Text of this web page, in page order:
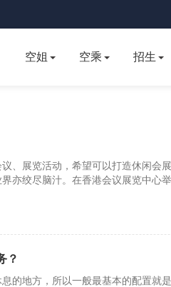
空姐 空乘 招生
、展览活动，希望可以打造休闲会
亦绞尽脑汁。在香港会议展览中心
？
的地方，所以一般最基本的配置就